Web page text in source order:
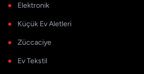
Elektronik
Küçük Ev Aletleri
Züccaciye
Ev Tekstil